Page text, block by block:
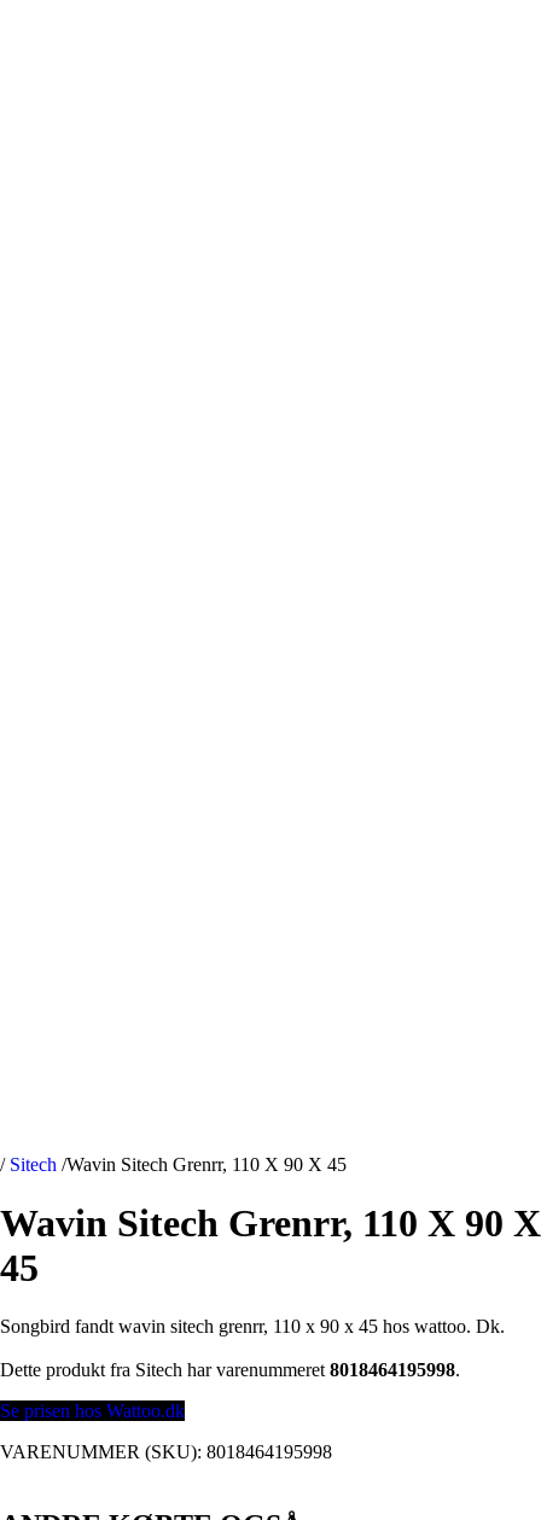
/ Sitech /Wavin Sitech Grenrr, 110 X 90 X 45
Wavin Sitech Grenrr, 110 X 90 X
45
Songbird fandt wavin sitech grenrr, 110 x 90 x 45 hos wattoo. Dk.
Dette produkt fra Sitech har varenummeret8018464195998.
Se prisen hos Wattoo.dk
VARENUMMER (SKU): 8018464195998